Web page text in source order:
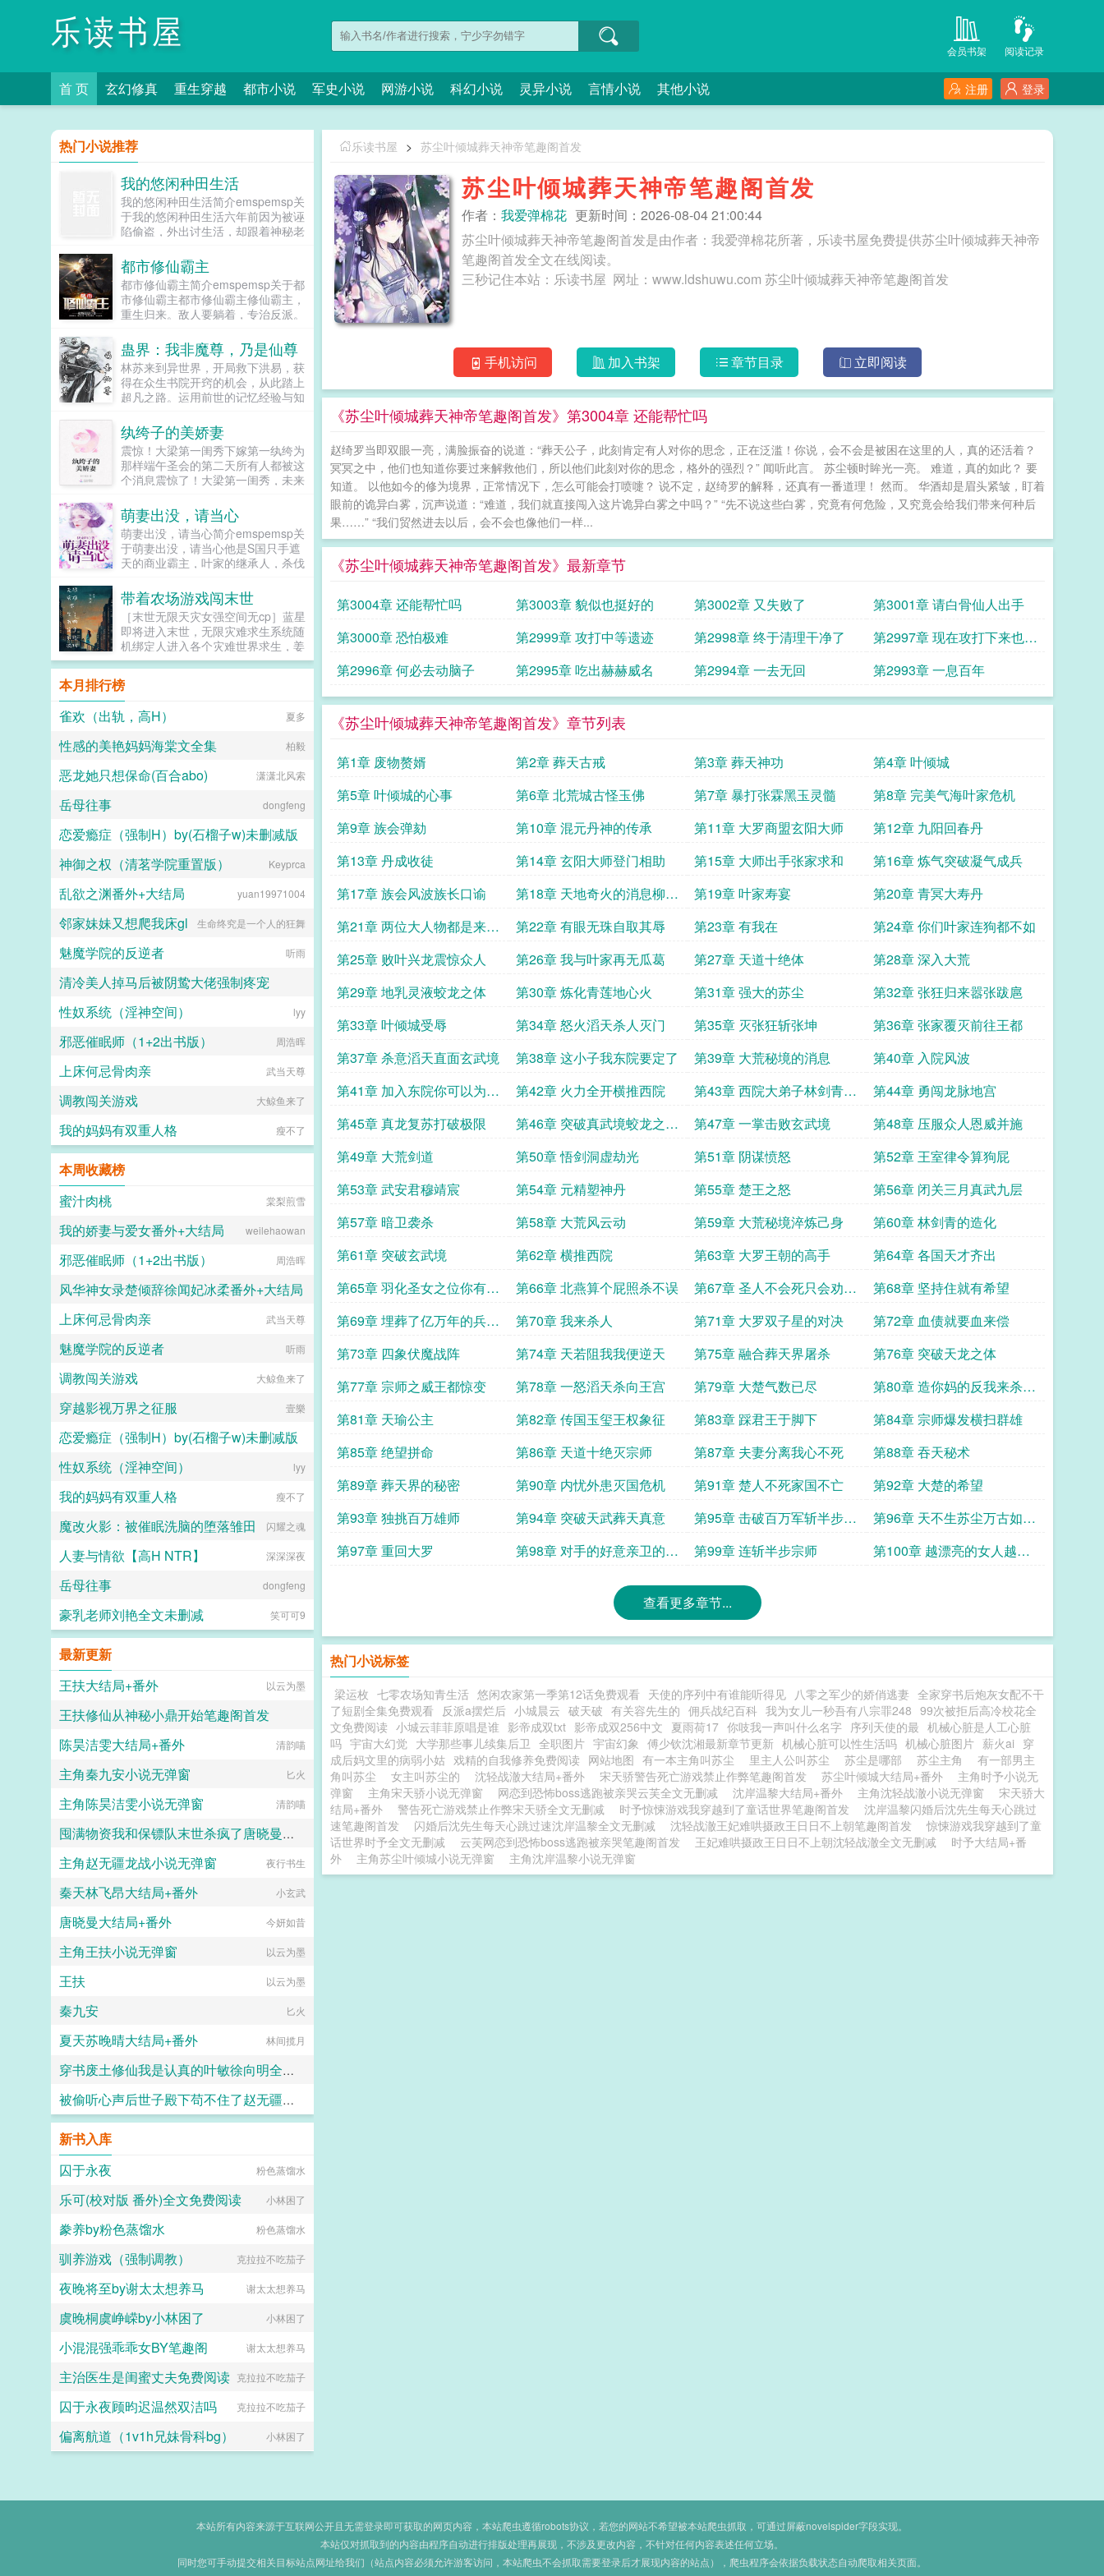
乐读书屋 阅读记录
会员书架
首 页 玄幻修真 重生穿越 都市小说 军史小说 网游小说 科幻小说 灵异小说 言情小说 其他小说 登录
注册
乐读书屋 > 苏尘叶倾城葬天神帝笔趣阁首发
苏尘叶倾城葬天神帝笔趣阁首发
作者： 我爱弹棉花 更新时间：2026-08-04 21:00:44
苏尘叶倾城葬天神帝笔趣阁首发是由作者：我爱弹棉花所著，乐读书屋免费提供苏尘叶倾城葬天神帝
笔趣阁首发全文在线阅读。
三秒记住本站：乐读书屋 网址：www.ldshuwu.com 苏尘叶倾城葬天神帝笔趣阁首发
手机访问 加入书架 章节目录 立即阅读
《苏尘叶倾城葬天神帝笔趣阁首发》第3004章 还能帮忙吗
赵绮罗当即双眼一亮，满脸振奋的说道：“葬天公子，此刻肯定有人对你的思念，正在泛滥！你说，会不会是被困在这里的人，真的还活着？
冥冥之中，他们也知道你要过来解救他们，所以他们此刻对你的思念，格外的强烈？” 闻听此言。 苏尘顿时眸光一亮。 难道，真的如此？ 要
知道。 以他如今的修为境界，正常情况下，怎么可能会打喷嚏？ 说不定，赵绮罗的解释，还真有一番道理！ 然而。 华酒却是眉头紧皱，盯着
眼前的诡异白雾，沉声说道：“难道，我们就直接闯入这片诡异白雾之中吗？” “先不说这些白雾，究竟有何危险，又究竟会给我们带来何种后
果……” “我们贸然进去以后，会不会也像他们一样...
《苏尘叶倾城葬天神帝笔趣阁首发》最新章节
第3004章 还能帮忙吗 第3003章 貌似也挺好的 第3002章 又失败了
第3001章 请白骨仙人出手
第3000章 恐怕极难
第2999章 攻打中等遗迹 第2998章 终于清理干净了
第2997章 现在攻打下来也不
晚
第2996章 何必去动脑子 第2995章 吃出赫赫威名 第2994章 一去无回 第2993章 一息百年
《苏尘叶倾城葬天神帝笔趣阁首发》章节列表
第1章 废物赘婿 第2章 葬天古戒 第3章 葬天神功
第4章 叶倾城
第5章 叶倾城的心事
第6章 北荒城古怪玉佛 第7章 暴打张霖黑玉灵髓
第8章 完美气海叶家危机
第9章 族会弹劾
第10章 混元丹神的传承 第11章 大罗商盟玄阳大师
第12章 九阳回春丹
第13章 丹成收徒
第14章 玄阳大师登门相助 第15章 大师出手张家求和
第16章 炼气突破凝气成兵
第17章 族会风波族长口谕
第18章 天地奇火的消息柳城
主的震惊
第19章 叶家寿宴
第20章 青冥大寿丹
第21章 两位大人物都是来找
苏尘的
第22章 有眼无珠自取其辱 第23章 有我在
第24章 你们叶家连狗都不如
第25章 败叶兴龙震惊众人
第26章 我与叶家再无瓜葛 第27章 天道十绝体
第28章 深入大荒
第29章 地乳灵液蛟龙之体
第30章 炼化青莲地心火 第31章 强大的苏尘
第32章 张狂归来嚣张跋扈
第33章 叶倾城受辱
第34章 怒火滔天杀人灭门 第35章 灭张狂斩张坤
第36章 张家覆灭前往王都
第37章 杀意滔天直面玄武境
第38章 这小子我东院要定了 第39章 大荒秘境的消息
第40章 入院风波
第41章 加入东院你可以为所
欲为
第42章 火力全开横推西院
第43章 西院大弟子林剑青你
不配
第44章 勇闯龙脉地宫
第45章 真龙复苏打破极限
第46章 突破真武境蛟龙之体
圆满
第47章 一掌击败玄武境
第48章 压服众人恩威并施
第49章 大荒剑道
第50章 悟剑洞虚劫光 第51章 阴谋愤怒
第52章 王室律令算狗屁
第53章 武安君穆靖宸
第54章 元精塑神丹 第55章 楚王之怒
第56章 闭关三月真武九层
第57章 暗卫袭杀
第58章 大荒风云动 第59章 大荒秘境淬炼己身
第60章 林剑青的造化
第61章 突破玄武境
第62章 横推西院 第63章 大罗王朝的高手
第64章 各国天才齐出
第65章 羽化圣女之位你有兴
趣吗
第66章 北燕算个屁照杀不误
第67章 圣人不会死只会劝别
人去死
第68章 坚持住就有希望
第69章 埋葬了亿万年的兵器
冢
第70章 我来杀人 第71章 大罗双子星的对决
第72章 血债就要血来偿
第73章 四象伏魔战阵
第74章 天若阻我我便逆天 第75章 融合葬天界屠杀
第76章 突破天龙之体
第77章 宗师之威王都惊变
第78章 一怒滔天杀向王宫 第79章 大楚气数已尽
第80章 造你妈的反我来杀猪
屠狗
第81章 天瑜公主 第82章 传国玉玺王权象征 第83章 踩君王于脚下
第84章 宗师爆发横扫群雄
第85章 绝望拼命
第86章 天道十绝灭宗师 第87章 夫妻分离我心不死
第88章 吞天秘术
第89章 葬天界的秘密
第90章 内忧外患灭国危机 第91章 楚人不死家国不亡
第92章 大楚的希望
第93章 独挑百万雄师
第94章 突破天武葬天真意
第95章 击破百万军斩半步宗
师
第96章 天不生苏尘万古如长
夜
第97章 重回大罗
第98章 对手的好意亲卫的背
第99章 连斩半步宗师
第100章 越漂亮的女人越会
查看更多章节...
热门小说标签
梁运枚 七零农场知青生活 悠闲农家第一季第12话免费观看 天使的序列中有谁能听得见 八零之军少的娇俏逃妻 全家穿书后炮灰女配不干
了短剧全集免费观看
反派a摆烂后 小城晨云 破天破 有关容先生的 佣兵战纪百科 我为女儿一秒吾有八宗罪248 99次被拒后高冷校花全
文免费阅读 小城云菲菲原唱是谁 影帝成双txt 影帝成双256中文 夏雨荷17 你吱我一声叫什么名字 序列天使的最 机械心脏是人工心脏
吗 宇宙大幻觉 大学那些事儿续集后卫 全职图片 宇宙幻象 傅少钦沈湘最新章节更新 机械心脏可以性生活吗 机械心脏图片 薪火ai 穿
成后妈文里的病弱小姑 戏精的自我修养免费阅读 网站地图 有一本主角叫苏尘 里主人公叫苏尘 苏尘是哪部 苏尘主角
有一部男主
角叫苏尘
女主叫苏尘的 沈轻战澈大结局+番外 宋天骄警告死亡游戏禁止作弊笔趣阁首发 苏尘叶倾城大结局+番外
主角时予小说无
弹窗
主角宋天骄小说无弹窗 网恋到恐怖boss逃跑被亲哭云芙全文无删减 沈岸温黎大结局+番外 主角沈轻战澈小说无弹窗
宋天骄大
结局+番外
警告死亡游戏禁止作弊宋天骄全文无删减 时予惊悚游戏我穿越到了童话世界笔趣阁首发
沈岸温黎闪婚后沈先生每天心跳过
速笔趣阁首发
闪婚后沈先生每天心跳过速沈岸温黎全文无删减 沈轻战澈王妃难哄摄政王日日不上朝笔趣阁首发
惊悚游戏我穿越到了童
话世界时予全文无删减
云芙网恋到恐怖boss逃跑被亲哭笔趣阁首发 王妃难哄摄政王日日不上朝沈轻战澈全文无删减
时予大结局+番
外
主角苏尘叶倾城小说无弹窗 主角沈岸温黎小说无弹窗
热门小说推荐
我的悠闲种田生活
我的悠闲种田生活简介emspemsp关
于我的悠闲种田生活六年前因为被诬
陷偷盗，外出讨生活，却跟着神秘老
师姐师妹，回家当个小农民。然而师
弟啊，你怎么就把大师姐给忘了啊？
你知道大师姐很想你的呀！大师姐找
来了！师弟啊，你是不是不喜欢二师
姐了呀？我来给你捶捶背揉揉肩呀！
的消息，你不是说等我长到十八岁，
就娶我的吗？小师妹，我开玩笑的，
你怎么就当真了！啊，老婆大人，你
听我解释，她们真就...
都市修仙霸主
都市修仙霸主简介emspemsp关于都
市修仙霸主都市修仙霸主修仙霸主，
重生归来。敌人要躺着，专治反派。
巅！首发rousewuvipωoо1⒏υip...
蛊界：我非魔尊，乃是仙尊
林苏来到异世界，开局救下洪易，获
得在众生书院开窍的机会，从此踏上
超凡之路。运用前世的记忆经验与知
脱束缚，潜龙升天。...
纨绔子的美娇妻
震惊！大梁第一闺秀下嫁第一纨绔为
那样端午圣会的第二天所有人都被这
个消息震惊了！大梁第一闺秀，未来
绔的未婚妻。是老天也眼瞎还是呢？
还是另有隐情。知道的默默看戏，不
知道的猜测纷纷。南宫盈灵自小就会
装模做样，以达到自己的目的。可偏
偏好不容易退了太子的婚又被赐婚给
到油盐不进。此次两人就开始了彼此
的退婚大战。如果您喜欢纨绔子的美
娇妻，别忘记分享给朋友...
萌妻出没，请当心
萌妻出没，请当心简介emspemsp关
于萌妻出没，请当心他是S国只手遮
天的商业霸主，叶家的继承人，杀伐
而才第一天跟秦凤见面，就让秦凤给
睡了。堂堂十二宗的董事长，难道不
敢抱我吗？姐夫！不错，他是姐姐的
前男友，姐姐因他而去世后，秦凤秉
承肥水不流外人田的政策，使出九九
八十一计，对前姐夫死缠烂打，倒追
正贴！什么？倒追正贴都还融化不了
这块千年寒冰？再来个萌萌的宝贝神
助攻怎么样？...
带着农场游戏闯末世
［末世无限天灾女强空间无cp］蓝星
即将进入末世，无限灾难求生系统随
机绑定人进入各个灾难世界求生，姜
未就是其中一个幸运儿，通过系统任
务她可以强化自身，获得技能，还能
通过农场仓库带回末世世界的物资。
为了家人和自己的生存，姜未毅然决
然准备加入。灾难世界设定如下现实
囤货求生）高温...
本月排行榜
雀欢（出轨，高H）
夏多
性感的美艳妈妈海棠文全集 柏毅
恶龙她只想保命(百合abo) 潇潇北风索
岳母往事 dongfeng
恋爱瘾症（强制H）by(石榴子w)未删减版
石榴子w
神御之权（清茗学院重置版） Keyprca
乱欲之渊番外+大结局 yuan19971004
邻家妹妹又想爬我床gl 生命终究是一个人的狂舞
魅魔学院的反逆者 听雨
清冷美人掉马后被阴鸷大佬强制疼宠
蓝莓星球
性奴系统（淫神空间） lyy
邪恶催眠师（1+2出书版） 周浩晖
上床何忌骨肉亲 武当天尊
调教闯关游戏 大鲸鱼来了
我的妈妈有双重人格 瘦不了
本周收藏榜
蜜汁肉桃
棠梨煎雪
我的娇妻与爱女番外+大结局 weilehaowan
邪恶催眠师（1+2出书版） 周浩晖
风华神女录楚倾辞徐闻妃冰柔番外+大结局
神鸟
上床何忌骨肉亲 武当天尊
魅魔学院的反逆者 听雨
调教闯关游戏 大鲸鱼来了
穿越影视万界之征服 壹樂
恋爱瘾症（强制H）by(石榴子w)未删减版
石榴子w
性奴系统（淫神空间） lyy
我的妈妈有双重人格 瘦不了
魔改火影：被催眠洗脑的堕落雏田 闪耀之魂
人妻与情欲【高H NTR】 深深深夜
岳母往事 dongfeng
豪乳老师刘艳全文未删减 笑可可9
最新更新
王扶大结局+番外
以云为墨
王扶修仙从神秘小鼎开始笔趣阁首发
以云为墨
陈昊洁雯大结局+番外 清韵喵
主角秦九安小说无弹窗 匕火
主角陈昊洁雯小说无弹窗 清韵喵
囤满物资我和保镖队末世杀疯了唐晓曼全文无删减
今妍如昔
主角赵无疆龙战小说无弹窗 夜行书生
秦天林飞昂大结局+番外 小玄武
唐晓曼大结局+番外 今妍如昔
主角王扶小说无弹窗 以云为墨
王扶 以云为墨
秦九安 匕火
夏天苏晚晴大结局+番外 林间揽月
穿书废土修仙我是认真的叶敏徐向明全文无删减
两块板砖
被偷听心声后世子殿下苟不住了赵无疆龙战全文无删减
新书入库
囚于永夜
粉色蒸馏水
乐可(校对版 番外)全文免费阅读 小林困了
豢养by粉色蒸馏水 粉色蒸馏水
驯养游戏（强制调教） 克拉拉不吃茄子
夜晚将至by谢太太想养马 谢太太想养马
虞晚桐虞峥嵘by小林困了 小林困了
小混混强乖乖女BY笔趣阁 谢太太想养马
主治医生是闺蜜丈夫免费阅读 克拉拉不吃茄子
囚于永夜顾昀迟温然双洁吗 克拉拉不吃茄子
偏离航道（1v1h兄妹骨科bg） 小林困了
本站所有内容来源于互联网公开且无需登录即可获取的网页内容，本站爬虫遵循robots协议，若您的网站不希望被本站爬虫抓取，可通过屏蔽novelspider字段实现。
本站仅对抓取到的内容由程序自动进行排版处理再展现，不涉及更改内容，不针对任何内容表述任何立场。
同时您可手动提交相关目标站点网址给我们（站点内容必须允许游客访问，本站爬虫不会抓取需要登录后才展现内容的站点），爬虫程序会依据负载状态自动爬取相关页面。